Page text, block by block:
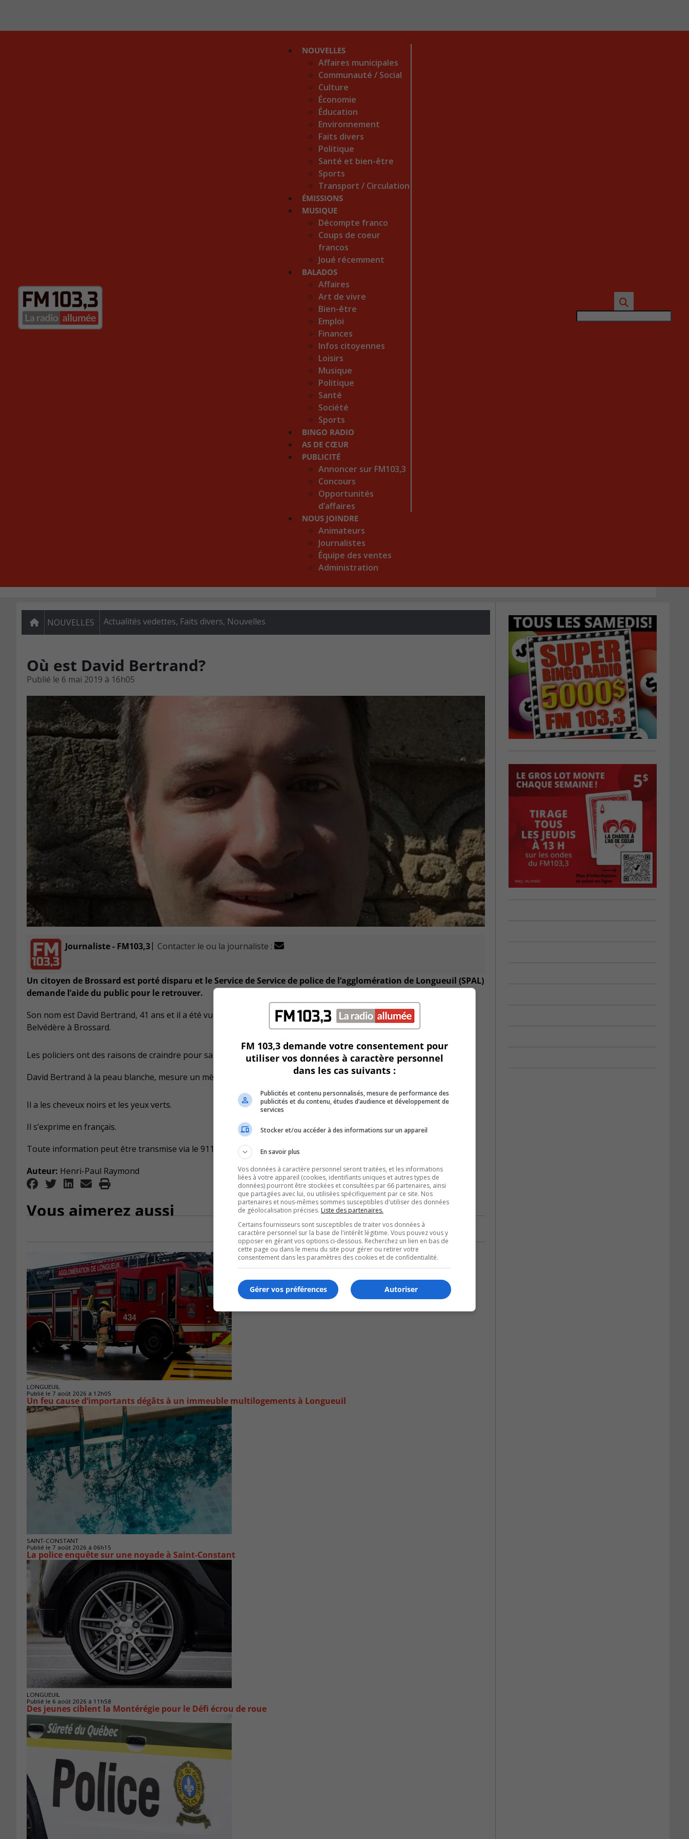
NOUVELLES
Affaires municipales
Communauté / Social
Culture
Économie
Éducation
Environnement
Faits divers
Politique
Santé et bien-être
Sports
Transport / Circulation
ÉMISSIONS
MUSIQUE
Décompte franco
Coups de coeur
francos
Joué récemment
BALADOS
Affaires
Art de vivre
Bien-être
Emploi
Finances
Infos citoyennes
Loisirs
Musique
Politique
Santé
Société
Sports
BINGO RADIO
AS DE CŒUR
PUBLICITÉ
Annoncer sur FM103,3
Concours
Opportunités
d’affaires
NOUS JOINDRE
Animateurs
Journalistes
Équipe des ventes
Administration
NOUVELLES Actualités vedettes, Faits divers, Nouvelles
Où est David Bertrand?
Publié le 6 mai 2019 à 16h05
Journaliste - FM103,3| Contacter le ou la journaliste :
Un citoyen de Brossard est porté disparu et le Service de Service de police de l’agglomération de Longueuil (SPAL)
demande l’aide du public pour le retrouver.
Son nom est David Bertrand, 41 ans et il a été vu pour la dernière fois le 29 avril dernier, à sa résidence de la rue
Belvédère à Brossard.
Les policiers ont des raisons de craindre pour sa santé et sa sécurité.
David Bertrand à la peau blanche, mesure un mètre 72 et pèse 86 kg.
Il a les cheveux noirs et les yeux verts.
Il s’exprime en français.
Toute information peut être transmise via le 911.
Auteur: Henri-Paul Raymond
Vous aimerez aussi
LONGUEUIL
Publié le 7 août 2026 à 12h05
Un feu cause d’importants dégâts à un immeuble multilogements à Longueuil
SAINT-CONSTANT
Publié le 7 août 2026 à 06h15
La police enquête sur une noyade à Saint-Constant
LONGUEUIL
Publié le 6 août 2026 à 11h58
Des jeunes ciblent la Montérégie pour le Défi écrou de roue
FM 103,3 demande votre consentement pour
utiliser vos données à caractère personnel
dans les cas suivants :
Publicités et contenu personnalisés, mesure de performance des
publicités et du contenu, études d’audience et développement de
services
Stocker et/ou accéder à des informations sur un appareil
En savoir plus
Vos données à caractère personnel seront traitées, et les informations
liées à votre appareil (cookies, identifiants uniques et autres types de
données) pourront être stockées et consultées par 66 partenaires, ainsi
que partagées avec lui, ou utilisées spécifiquement par ce site. Nos
partenaires et nous-mêmes sommes susceptibles d'utiliser des données
de géolocalisation précises. Liste des partenaires.
Certains fournisseurs sont susceptibles de traiter vos données à
caractère personnel sur la base de l'intérêt légitime. Vous pouvez vous y
opposer en gérant vos options ci-dessous. Recherchez un lien en bas de
cette page ou dans le menu du site pour gérer ou retirer votre
consentement dans les paramètres des cookies et de confidentialité.
Autoriser
Gérer vos préférences